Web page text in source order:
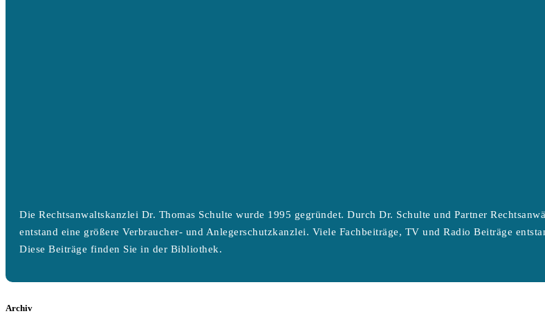
Die Rechtsanwaltskanzlei Dr. Thomas Schulte wurde 1995 gegründet. Durch Dr. Schulte und Partner
entstand eine größere Verbraucher- und Anlegerschutzkanzlei. Viele Fachbeiträge, TV und Radio Beiträge
Diese Beiträge finden Sie in der Bibliothek.
Archiv